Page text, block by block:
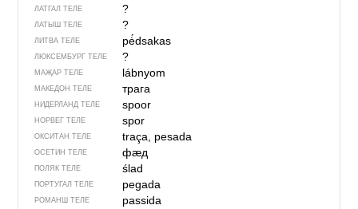
ЛАТГАЛ ТЕЛЕ ?
ЛАТЫШ ТЕЛЕ ?
ЛИТВА ТЕЛЕ pė́dsakas
ЛЮКСЕМБУРГ ТЕЛЕ ?
МАҖАР ТЕЛЕ lábnyom
МАКЕДОН ТЕЛЕ трага
НИДЕРЛАНД ТЕЛЕ spoor
НОРВЕГ ТЕЛЕ spor
ОКСИТАН ТЕЛЕ traça, pesada
ОСЕТИН ТЕЛЕ фӕд
ПОЛЯК ТЕЛЕ ślad
ПОРТУГАЛ ТЕЛЕ pegada
РОМАНШ ТЕЛЕ passida